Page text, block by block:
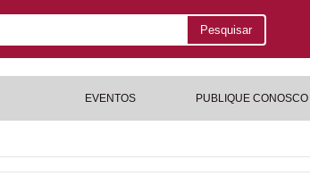
Pesquisar
EVENTOS PUBLIQUE CONOSCO